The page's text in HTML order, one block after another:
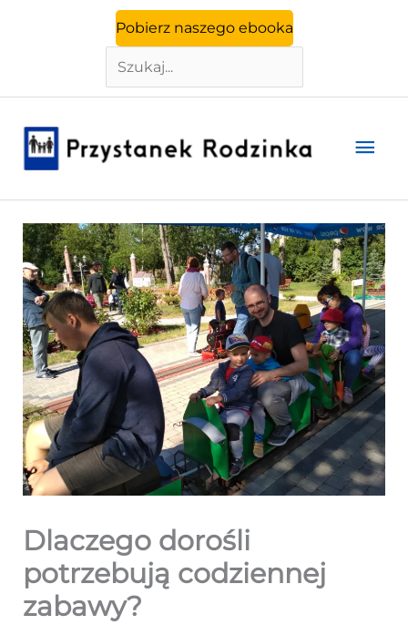
Pobierz naszego ebooka
Szukaj
Dlaczego dorośli
potrzebują codziennej
zabawy?